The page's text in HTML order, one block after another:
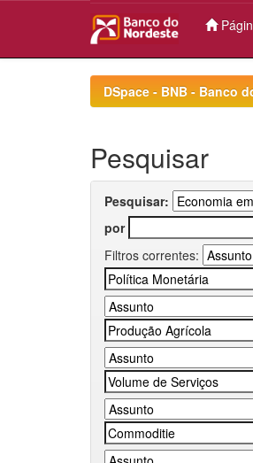
DSpace - BNB - Banco
Pesquisar
Pesquisar:
por
Filtros correntes: